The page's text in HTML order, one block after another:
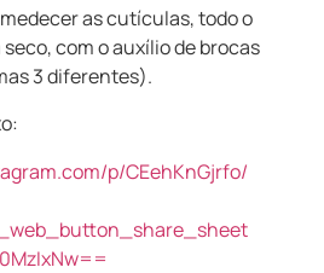
as cutículas, todo o
com o auxílio de brocas
3 diferentes).
p/CEehKnGjrfo/